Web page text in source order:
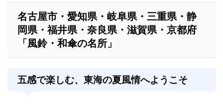
名古屋市・愛知県・岐阜県・三重県・静
岡県・福井県・奈良県・滋賀県・京都府
「風鈴・和傘の名所」
五感で楽しむ、東海の夏風情へようこそ